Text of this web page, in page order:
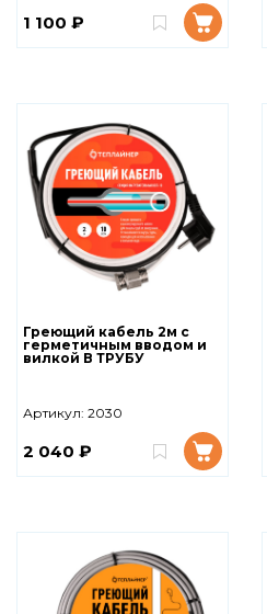
1 100 ₽
Греющий кабель 2м с
герметичным вводом и
вилкой В ТРУБУ
Артикул: 2030
2 040 ₽